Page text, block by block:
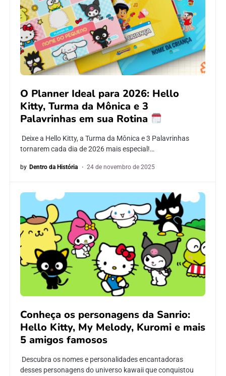
O Planner Ideal para 2026: Hello
Kitty, Turma da Mônica e 3
Palavrinhas em sua Rotina
Deixe a Hello Kitty, a Turma da Mônica e 3 Palavrinhas
tornarem cada dia de 2026 mais especial!…
by Dentro da História 24 de novembro de 2025
Conheça os personagens da Sanrio:
Hello Kitty, My Melody, Kuromi e mais
5 amigos famosos
Descubra os nomes e personalidades encantadoras
desses personagens do universo kawaii que conquistou